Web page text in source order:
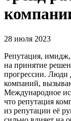
28 июля 2023
Репутация,
на принятие
прогрессии. Люди
компаний,
Международное
что репутация
из репутации её